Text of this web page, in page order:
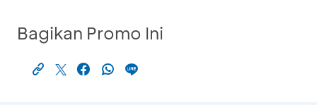
Bagikan Promo Ini